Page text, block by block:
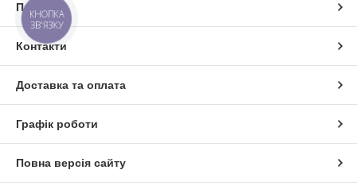
Про нас
Контакти
Доставка та оплата
Графік роботи
Повна версія сайту
КНОПКА
ЗВ'ЯЗКУ